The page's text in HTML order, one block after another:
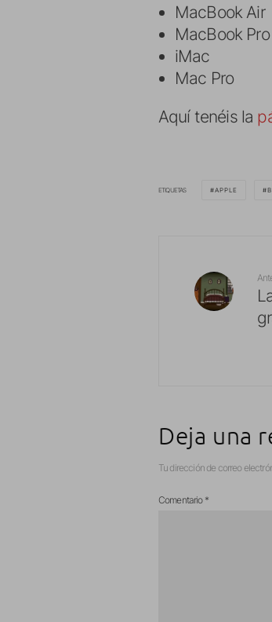
MacBook Air
MacBook Pro
iMac
Mac Pro
Aquí tenéis la
ETIQUETAS APPLE
Deja una
Tu dirección de correo
Comentario *